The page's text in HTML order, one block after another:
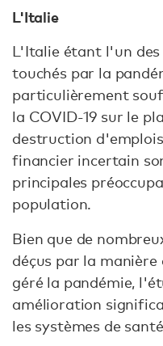
L'Italie
L'Italie étant l'un des
touchés par la
particulièrement
la COVID-19 sur le
destruction
financier incertain
principales
population.
Bien que de
déçus par la
géré la pandémie,
amélioration
les systèmes de